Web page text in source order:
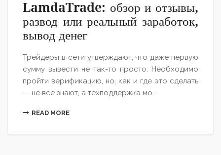
LamdaTrade: обзор и отзывы,
развод или реальный заработок,
вывод денег
Трейдеры в сети утверждают, что даже первую
сумму вывести не так-то просто. Необходимо
пройти верификацию, но, как и где это сделать
— не все знают, а техподдержка мо...
READ MORE